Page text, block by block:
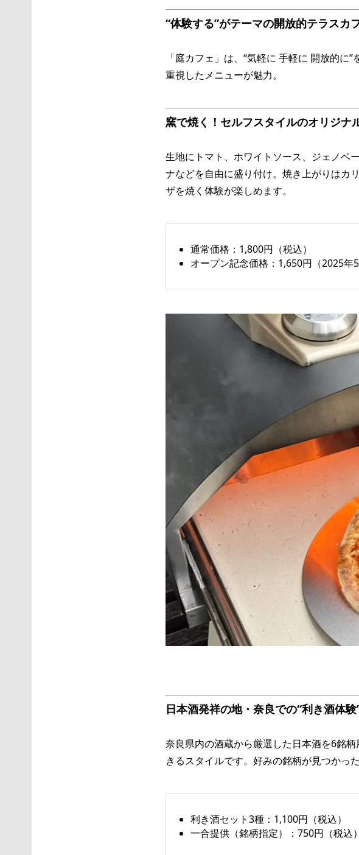
“体験する”がテーマの開放的テラスカ
「庭カフェ」は、“気軽に 手軽に 開放的に
重視したメニューが魅力。
窯で焼く！セルフスタイルのオリジナ
生地にトマト、ホワイトソース、ジェノベ
ナなどを自由に盛り付け。焼き上がりはカ
ザを焼く体験が楽しめます。
通常価格：1,800円（税込）
オープン記念価格：1,650円（2025年5
日本酒発祥の地・奈良での“利き酒体験
奈良県内の酒蔵から厳選した日本酒を6銘
きるスタイルです。好みの銘柄が見つかっ
利き酒セット3種：1,100円（税込）
一合提供（銘柄指定）：750円（税込）